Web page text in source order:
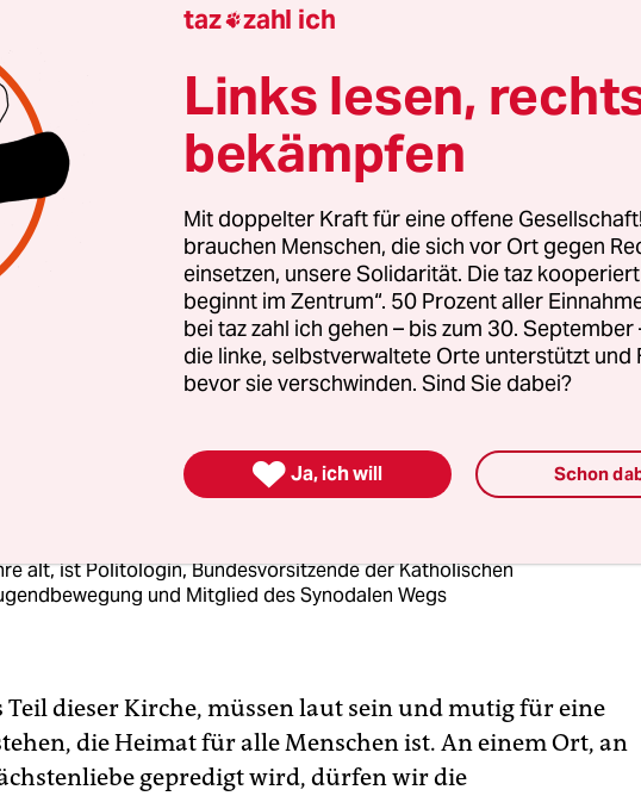
gesprochen, und wir sollen Folge leisten? Nicht mit uns!
zeigen mutig, dass sie sich für eine
und offene Kirche starkmachen.
hat offiziell verlautbart, dass die
Kirche nicht die Vollmacht hat, gleichgeschlechtliche
fügt sie Menschen Leid zu und nimmt teil an der
Diskriminierung Homosexueller. Sie macht sich
Auch die sexualisierte Gewalt, die gerade in diesen
in ihrer gewaltigen Grausamkeit deutlich wird, hat ihre
in der verengten, von Verdrängung und
alt, ist Politologin, Bundesvorsitzende der Katholischen
und Mitglied des Synodalen Wegs
Teil dieser Kirche, müssen laut sein und mutig für eine
die Heimat für alle Menschen ist. An einem Ort, an
gepredigt wird, dürfen wir die
taz zahl ich
Links lesen,
bekämpfen
Mit doppelter Kraft für eine offene
brauchen Menschen, die sich vor Ort gegen
einsetzen, unsere Solidarität. Die taz
beginnt im Zentrum“. 50 Prozent aller
bei taz zahl ich gehen – bis zum 30.
die linke, selbstverwaltete Orte unterstützt und
bevor sie verschwinden. Sind Sie dabei?
 Ja, ich will Schon